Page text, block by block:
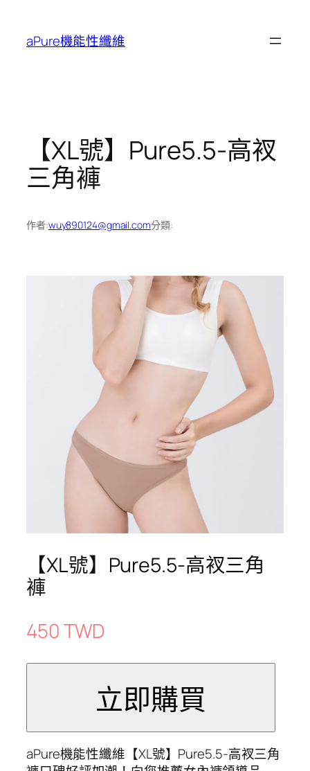
aPure機能性纖維
【XL號】Pure5.5-高衩
三角褲
作者:wuy890124@gmail.com分類:
【XL號】Pure5.5-高衩三角
褲
450 TWD
aPure機能性纖維【XL號】Pure5.5-高衩三角